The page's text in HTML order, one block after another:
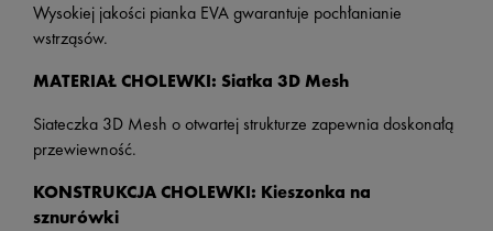
Wysokiej jakości pianka EVA gwarantuje pochłanianie
wstrząsów.
MATERIAŁ CHOLEWKI: Siatka 3D Mesh
Siateczka 3D Mesh o otwartej strukturze zapewnia doskonałą
przewiewność.
KONSTRUKCJA CHOLEWKI: Kieszonka na
sznurówki